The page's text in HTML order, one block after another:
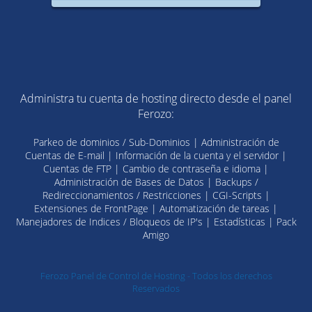
Administra tu cuenta de hosting directo desde el panel
Ferozo:
Parkeo de dominios / Sub-Dominios | Administración de
Cuentas de E-mail | Información de la cuenta y el servidor |
Cuentas de FTP | Cambio de contraseña e idioma |
Administración de Bases de Datos | Backups /
Redireccionamientos / Restricciones | CGI-Scripts |
Extensiones de FrontPage | Automatización de tareas |
Manejadores de Indices / Bloqueos de IP's | Estadísticas | Pack
Amigo
Ferozo Panel de Control de Hosting - Todos los derechos
Reservados